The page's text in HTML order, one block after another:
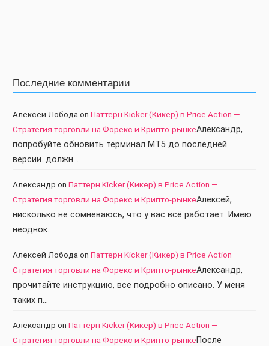
Последние комментарии
Алексей Лобода on Паттерн Kicker (Кикер) в Price Action —
Стратегия торговли на Форекс и Крипто-рынкеАлександр,
попробуйте обновить терминал МТ5 до последней
версии. должн…
Александр on Паттерн Kicker (Кикер) в Price Action —
Стратегия торговли на Форекс и Крипто-рынкеАлексей,
нисколько не сомневаюсь, что у вас всё работает. Имею
неоднок…
Алексей Лобода on Паттерн Kicker (Кикер) в Price Action —
Стратегия торговли на Форекс и Крипто-рынкеАлександр,
прочитайте инструкцию, все подробно описано. У меня
таких п…
Александр on Паттерн Kicker (Кикер) в Price Action —
Стратегия торговли на Форекс и Крипто-рынкеПосле